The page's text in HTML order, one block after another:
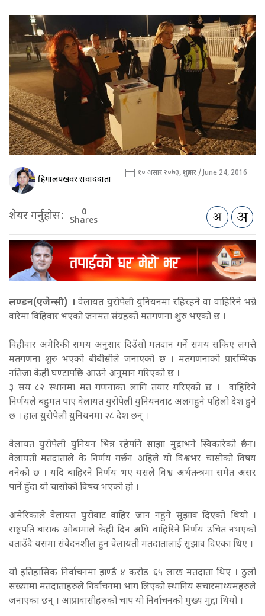
हिमालयखवर संवाददाता १० असार २०७३, शुक्रबार / June 24, 2016
शेयर गर्नुहोस: 0
Shares
लण्डन(एजेन्सी) । वेलायत युरोपेली युनियनमा रहिरहने वा वाहिरिने भन्ने
वारेमा विहिवार भएको जनमत संग्रहको मतगणना शुरु भएको छ ।
विहीवार अमेरिकी समय अनुसार दिउँसो मतदान गर्ने समय सकिए लगत्तै
मतगणना शुरु भएको बीबीसीले जनाएको छ । मतगणनाको प्रारम्भिक
नतिजा केही घण्टापछि आउने अनुमान गरिएको छ ।
३ सय ८२ स्थानमा मत गणनाका लागि तयार गरिएको छ । वाहिरिने
निर्णयले बहुमत पाए वेलायत युरोपेली युनियनवाट अलगहुने पहिलो देश हुने
छ । हाल युरोपेली युनियनमा २८ देश छन् ।
वेलायत युरोपेली युनियन भित्र रहेपनि साझा मुद्राभने स्विकारेको छैन।
वेलायती मतदाताले के निर्णय गर्छन अहिले यो विश्वभर चासोको विषय
वनेको छ । यदि बाहिरने निर्णय भए यसले विश्व अर्थतन्त्रमा समेत असर
पार्ने हुँदा यो चासोको विषय भएको हो ।
अमेरिकाले वेलायत युरोवाट वाहिर जान नहुने सुझाव दिएको थियो ।
राष्ट्रपति बाराक ओबामाले केही दिन अघि वाहिरिने निर्णय उचित नभएको
वताउँदै यसमा संवेदनशील हुन वेलायती मतदातालाई सुझाव दिएका थिए ।
यो इतिहासिक निर्वाचनमा झण्डै ४ करोड ६५ लाख मतदाता थिए । ठुलो
संख्यामा मतदाताहरुले निर्वाचनमा भाग लिएको स्थानिय संचारमाध्यमहरुले
जनाएका छन् । आप्रावासीहरुको चाप यो निर्वाचनको मुख्य मुद्दा थियो ।